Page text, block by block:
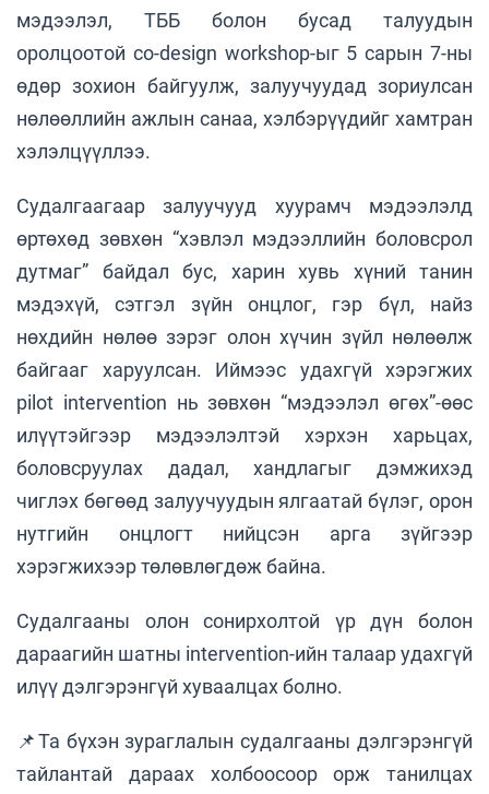
мэдээлэл, ТББ болон бусад талуудын
оролцоотой co-design workshop-ыг 5 сарын 7-ны
өдөр зохион байгуулж, залуучуудад зориулсан
нөлөөллийн ажлын санаа, хэлбэрүүдийг хамтран
хэлэлцүүллээ.
Судалгаагаар залуучууд хуурамч мэдээлэлд
өртөхөд зөвхөн “хэвлэл мэдээллийн боловсрол
дутмаг” байдал бус, харин хувь хүний танин
мэдэхүй, сэтгэл зүйн онцлог, гэр бүл, найз
нөхдийн нөлөө зэрэг олон хүчин зүйл нөлөөлж
байгааг харуулсан. Иймээс удахгүй хэрэгжих
pilot intervention нь зөвхөн “мэдээлэл өгөх”-өөс
илүүтэйгээр мэдээлэлтэй хэрхэн харьцах,
боловсруулах дадал, хандлагыг дэмжихэд
чиглэх бөгөөд залуучуудын ялгаатай бүлэг, орон
нутгийн онцлогт нийцсэн арга зүйгээр
хэрэгжихээр төлөвлөгдөж байна.
Судалгааны олон сонирхолтой үр дүн болон
дараагийн шатны intervention-ийн талаар удахгүй
илүү дэлгэрэнгүй хуваалцах болно.
📌Та бүхэн зураглалын судалгааны дэлгэрэнгүй
тайлантай дараах холбоосоор орж танилцах